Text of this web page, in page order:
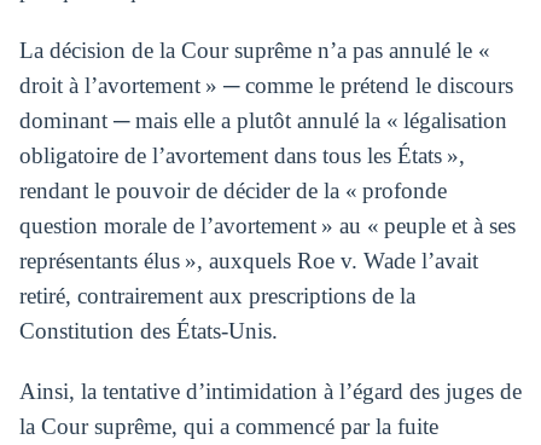
La décision de la Cour suprême n’a pas annulé le «
droit à l’avortement » ─ comme le prétend le discours
dominant ─ mais elle a plutôt annulé la « légalisation
obligatoire de l’avortement dans tous les États »,
rendant le pouvoir de décider de la « profonde
question morale de l’avortement » au « peuple et à ses
représentants élus », auxquels Roe v. Wade l’avait
retiré, contrairement aux prescriptions de la
Constitution des États-Unis.
Ainsi, la tentative d’intimidation à l’égard des juges de
la Cour suprême, qui a commencé par la fuite